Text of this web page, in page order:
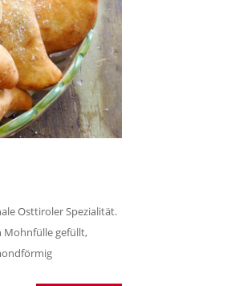
Osttiroler Spezialität.
Mohnfülle gefüllt,